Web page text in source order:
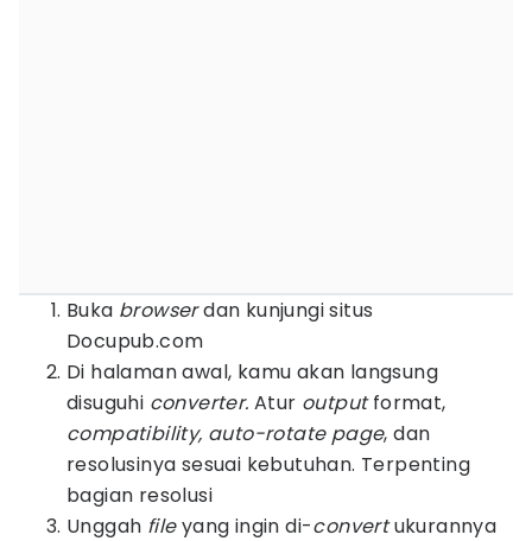
Buka browserdan kunjungi situs
Docupub.com
Di halaman awal, kamu akan langsung
disuguhi converter. Atur outputformat,
compatibility, auto-rotate page, dan
resolusinya sesuai kebutuhan. Terpenting
bagian resolusi
Unggah fileyang ingin di-convertukurannya